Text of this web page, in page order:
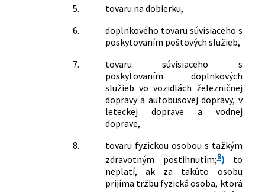
5.
tovaru na dobierku,
6.
doplnkového tovaru súvisiaceho s
poskytovaním poštových služieb,
7.
tovaru súvisiaceho s
poskytovaním doplnkových
služieb vo vozidlách železničnej
dopravy a autobusovej dopravy, v
leteckej doprave a vodnej
doprave,
8.
tovaru fyzickou osobou s ťažkým
zdravotným postihnutím;8)to
neplatí, ak za takúto osobu
prijíma tržbu fyzická osoba, ktorá